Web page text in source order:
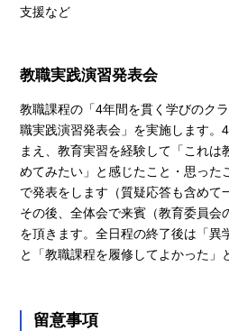
支援など
教職実践演習発表会
教職課程の「4年間を貫く学びのク
職実践演習発表会」を実施します。
まえ、教育実習を経験して「これは
めてみたい」と感じたこと・思った
で発表をします（質疑応答も含めて
その後、全体会で来賓（教育委員会
を頂きます。全日程の終了後は「異
と「教職課程を履修してよかった」
留意事項